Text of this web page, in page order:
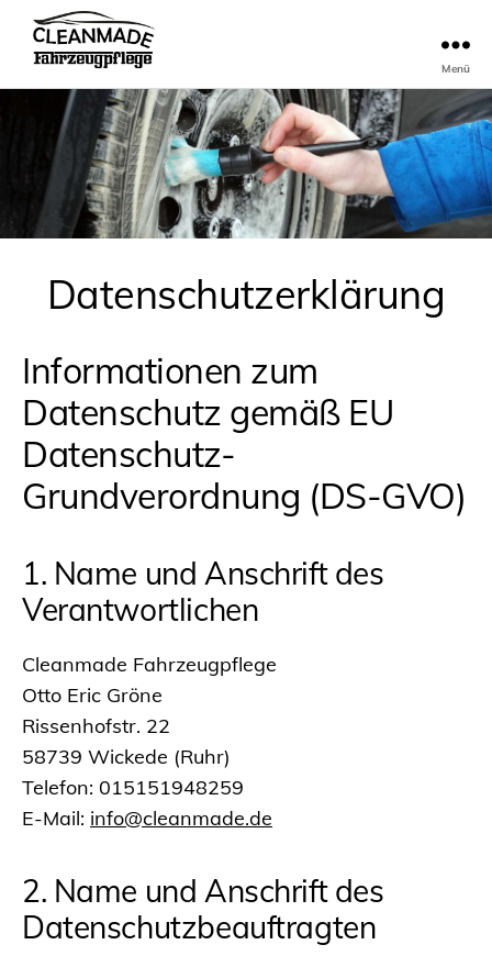
cleanmade
Menü
Datenschutzerklärung
Informationen zum
Datenschutz gemäß EU
Datenschutz-
Grundverordnung (DS-GVO)
1. Name und Anschrift des
Verantwortlichen
Cleanmade Fahrzeugpflege
Otto Eric Gröne
Rissenhofstr. 22
58739 Wickede (Ruhr)
Telefon: 015151948259
E-Mail: info@cleanmade.de
2. Name und Anschrift des
Datenschutzbeauftragten